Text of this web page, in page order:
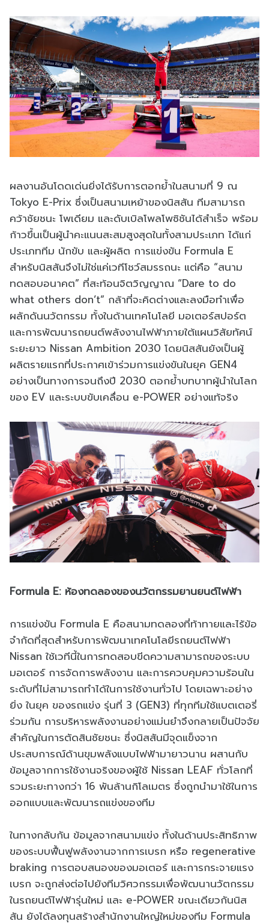
ผลงานอันโดดเด่นยิ่งได้รับการตอกย้ำในสนามที่ 9 ณ
Tokyo E-Prix ซึ่งเป็นสนามเหย้าของนิสสัน ทีมสามารถ
คว้าชัยชนะ โพเดียม และดับเบิลโพลโพซิชันได้สำเร็จ พร้อม
ก้าวขึ้นเป็นผู้นำคะแนนสะสมสูงสุดในทั้งสามประเภท ได้แก่
ประเภททีม นักขับ และผู้ผลิต การแข่งขัน Formula E
สำหรับนิสสันจึงไม่ใช่แค่เวทีโชว์สมรรถนะ แต่คือ “สนาม
ทดสอบอนาคต” ที่สะท้อนจิตวิญญาณ “Dare to do
what others don’t” กล้าที่จะคิดต่างและลงมือทำเพื่อ
ผลักดันนวัตกรรม ทั้งในด้านเทคโนโลยี มอเตอร์สปอร์ต
และการพัฒนารถยนต์พลังงานไฟฟ้าภายใต้แผนวิสัยทัศน์
ระยะยาว Nissan Ambition 2030 โดยนิสสันยังเป็นผู้
ผลิตรายแรกที่ประกาศเข้าร่วมการแข่งขันในยุค GEN4
อย่างเป็นทางการจนถึงปี 2030 ตอกย้ำบทบาทผู้นำในโลก
ของ EV และระบบขับเคลื่อน e-POWER อย่างแท้จริง
Formula E: ห้องทดลองของนวัตกรรมยานยนต์ไฟฟ้า
การแข่งขัน Formula E คือสนามทดลองที่ท้าทายและไร้ข้อ
จำกัดที่สุดสำหรับการพัฒนาเทคโนโลยีรถยนต์ไฟฟ้า
Nissan ใช้เวทีนี้ในการทดสอบขีดความสามารถของระบบ
มอเตอร์ การจัดการพลังงาน และการควบคุมความร้อนใน
ระดับที่ไม่สามารถทำได้ในการใช้งานทั่วไป โดยเฉพาะอย่าง
ยิ่ง ในยุค ของรถแข่ง รุ่นที่ 3 (GEN3) ที่ทุกทีมใช้แบตเตอรี่
ร่วมกัน การบริหารพลังงานอย่างแม่นยำจึงกลายเป็นปัจจัย
สำคัญในการตัดสินชัยชนะ ซึ่งนิสสันมีจุดแข็งจาก
ประสบการณ์ด้านขุมพลังแบบไฟฟ้ามายาวนาน ผสานกับ
ข้อมูลจากการใช้งานจริงของผู้ใช้ Nissan LEAF ทั่วโลกที่
รวมระยะทางกว่า 16 พันล้านกิโลเมตร ซึ่งถูกนำมาใช้ในการ
ออกแบบและพัฒนารถแข่งของทีม
ในทางกลับกัน ข้อมูลจากสนามแข่ง ทั้งในด้านประสิทธิภาพ
ของระบบฟื้นฟูพลังงานจากการเบรก หรือ regenerative
braking การตอบสนองของมอเตอร์ และการกระจายแรง
เบรก จะถูกส่งต่อไปยังทีมวิศวกรรมเพื่อพัฒนานวัตกรรม
ในรถยนต์ไฟฟ้ารุ่นใหม่ และ e-POWER ขณะเดียวกันนิส
สัน ยังได้ลงทุนสร้างสำนักงานใหญ่ใหม่ของทีม Formula